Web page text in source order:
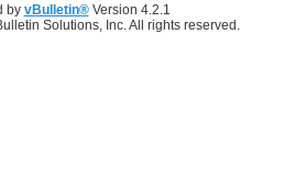
by vBulletin®Version 4.2.1
Solutions, Inc. All rights reserved.